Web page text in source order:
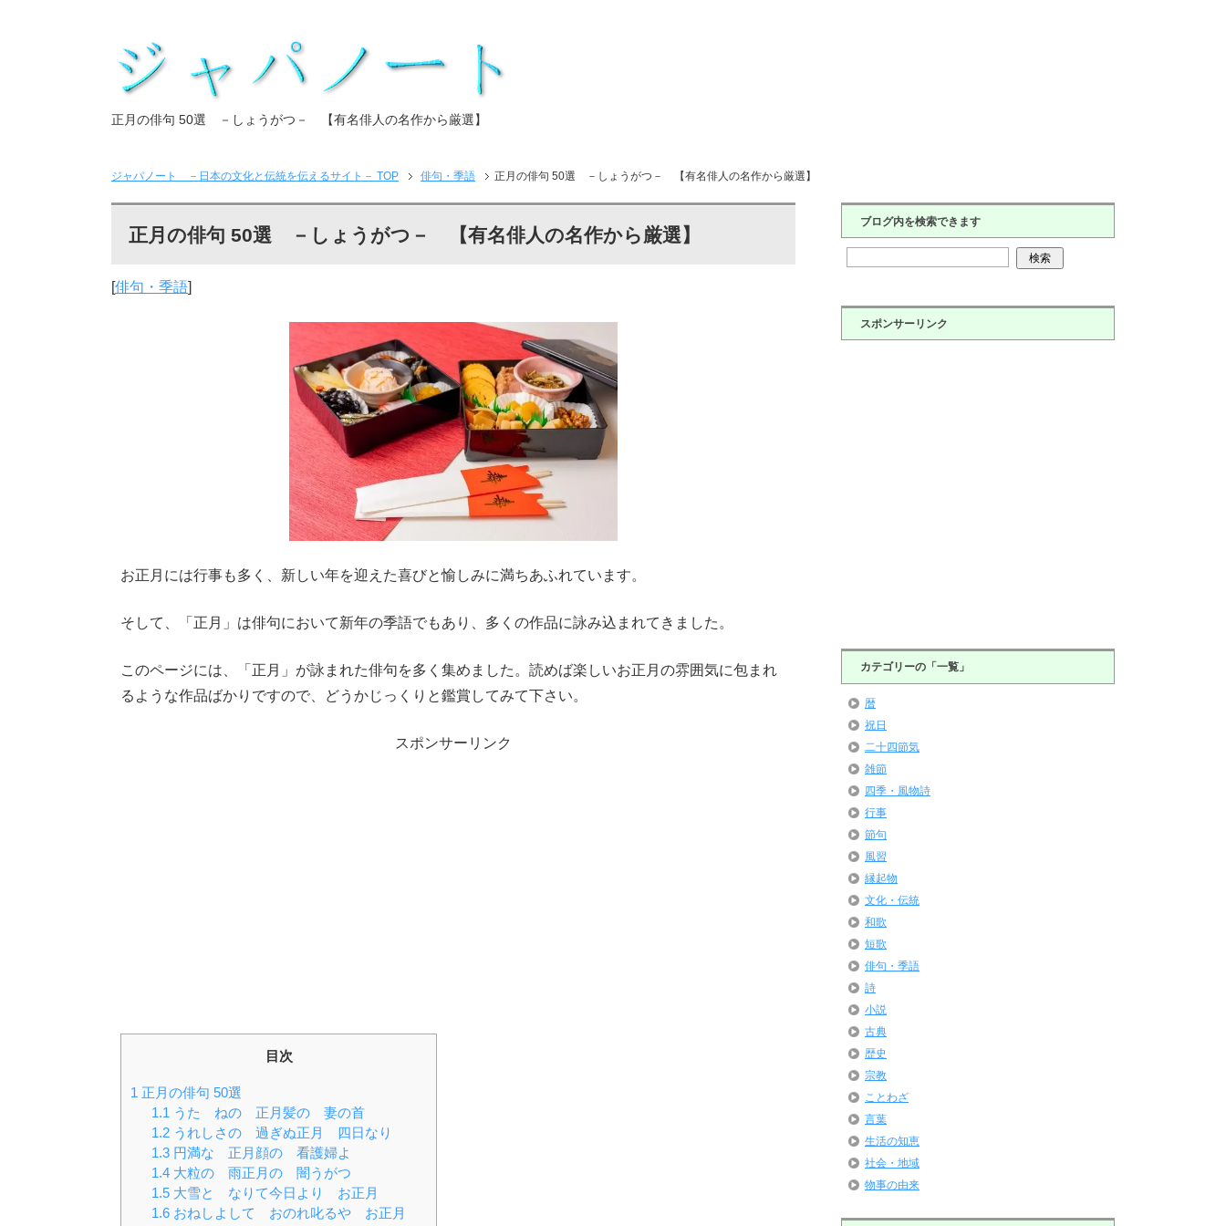
正月の俳句 50選 －しょうがつ－ 【有名俳人の名作から厳選】
ジャパノート －日本の文化と伝統を伝えるサイト－ TOP 俳句・季語 正月の俳句 50選 －しょうがつ－ 【有名俳人の名作から厳選】
正月の俳句 50選 －しょうがつ－ 【有名俳人の名作から厳選】
[俳句・季語]
お正月には行事も多く、新しい年を迎えた喜びと愉しみに満ちあふれています。
そして、「正月」は俳句において新年の季語でもあり、多くの作品に詠み込まれてきました。
このページには、「正月」が詠まれた俳句を多く集めました。読めば楽しいお正月の雰囲気に包まれ
るような作品ばかりですので、どうかじっくりと鑑賞してみて下さい。
スポンサーリンク
目次
1 正月の俳句 50選
1.1 うたゝねの 正月髪の 妻の首
1.2うれしさの 過ぎぬ正月 四日なり
1.3円満な 正月顔の 看護婦よ
1.4大粒の 雨正月の 闇うがつ
1.5大雪と なりて今日より お正月
1.6おねしよして おのれ叱るや お正月
ブログ内を検索できます
スポンサーリンク
カテゴリーの「一覧」
暦
祝日
二十四節気
雑節
四季・風物詩
行事
節句
風習
縁起物
文化・伝統
和歌
短歌
俳句・季語
詩
小説
古典
歴史
宗教
ことわざ
言葉
生活の知恵
社会・地域
物事の由来